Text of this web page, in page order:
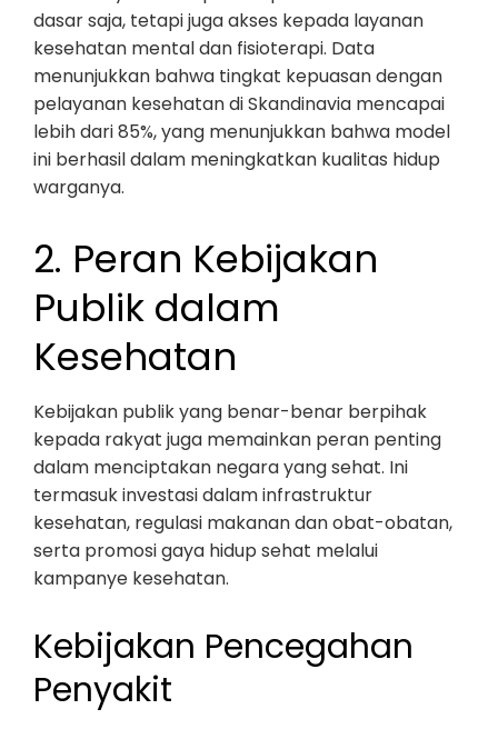
dasar saja, tetapi juga akses kepada layanan
kesehatan mental dan fisioterapi. Data
menunjukkan bahwa tingkat kepuasan dengan
pelayanan kesehatan di Skandinavia mencapai
lebih dari 85%, yang menunjukkan bahwa model
ini berhasil dalam meningkatkan kualitas hidup
warganya.
2. Peran Kebijakan
Publik dalam
Kesehatan
Kebijakan publik yang benar-benar berpihak
kepada rakyat juga memainkan peran penting
dalam menciptakan negara yang sehat. Ini
termasuk investasi dalam infrastruktur
kesehatan, regulasi makanan dan obat-obatan,
serta promosi gaya hidup sehat melalui
kampanye kesehatan.
Kebijakan Pencegahan
Penyakit